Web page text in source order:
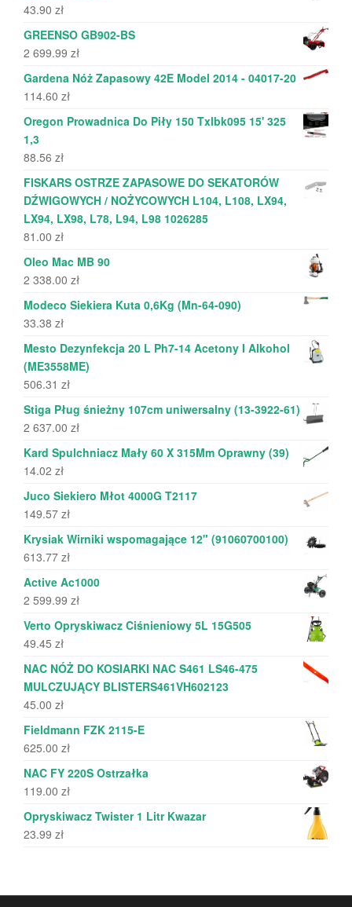
43.90 zł
GREENSO GB902-BS
2 699.99 zł
Gardena Nóż Zapasowy 42E Model 2014 - 04017-20
114.60 zł
Oregon Prowadnica Do Piły 150 Txlbk095 15' 325
1,3
88.56 zł
FISKARS OSTRZE ZAPASOWE DO SEKATORÓW
DŹWIGOWYCH / NOŻYCOWYCH L104, L108, LX94,
LX94, LX98, L78, L94, L98 1026285
81.00 zł
Oleo Mac MB 90
2 338.00 zł
Modeco Siekiera Kuta 0,6Kg (Mn-64-090)
33.38 zł
Mesto Dezynfekcja 20 L Ph7-14 Acetony I Alkohol
(ME3558ME)
506.31 zł
Stiga Pług śnieżny 107cm uniwersalny (13-3922-61)
2 637.00 zł
Kard Spulchniacz Mały 60 X 315Mm Oprawny (39)
14.02 zł
Juco Siekiero Młot 4000G T2117
149.57 zł
Krysiak Wirniki wspomagające 12" (91060700100)
613.77 zł
Active Ac1000
2 599.99 zł
Verto Opryskiwacz Ciśnieniowy 5L 15G505
49.45 zł
NAC NÓŻ DO KOSIARKI NAC S461 LS46-475
MULCZUJĄCY BLISTERS461VH602123
45.00 zł
Fieldmann FZK 2115-E
625.00 zł
NAC FY 220S Ostrzałka
119.00 zł
Opryskiwacz Twister 1 Litr Kwazar
23.99 zł